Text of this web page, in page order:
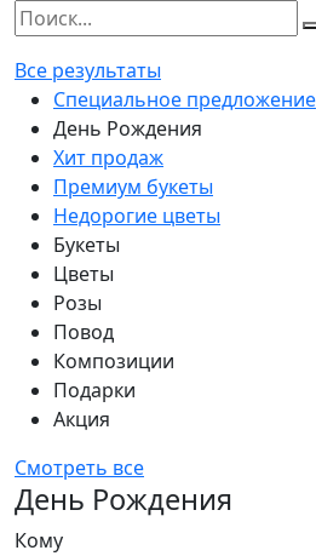
Все результаты
Специальное предложение
День Рождения
Хит продаж
Премиум букеты
Недорогие цветы
Букеты
Цветы
Розы
Повод
Композиции
Подарки
Акция
Смотреть все
День Рождения
Кому